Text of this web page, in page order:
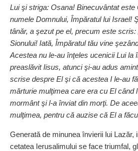
Lui şi striga: Osana! Binecuvântat este
numele Domnului, Împăratul lui Israel!
tânăr, a şezut pe el, precum este scris:
Sionului! Iată, Împăratul tău vine
Acestea nu le-au înţeles ucenicii Lui la
preaslăvit Iisus, atunci şi-au adus
scrise despre El şi că acestea I le-au
mărturie mulţimea care era cu El când
mormânt şi l-a înviat din morţi. De
mulţimea, pentru că auzise că El a
Generată de minunea învierii lui Lazăr,
cetatea Ierusalimului se face triumfal,